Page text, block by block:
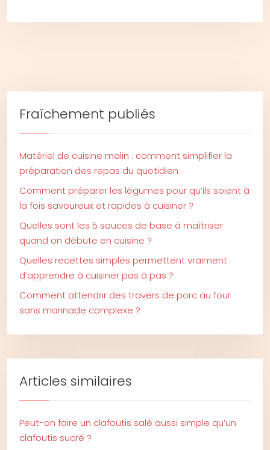
Fraîchement publiés
Matériel de cuisine malin : comment simplifier la
préparation des repas du quotidien
Comment préparer les légumes pour qu’ils soient à
la fois savoureux et rapides à cuisiner ?
Quelles sont les 5 sauces de base à maîtriser
quand on débute en cuisine ?
Quelles recettes simples permettent vraiment
d’apprendre à cuisiner pas à pas ?
Comment attendrir des travers de porc au four
sans marinade complexe ?
Articles similaires
Peut-on faire un clafoutis salé aussi simple qu’un
clafoutis sucré ?